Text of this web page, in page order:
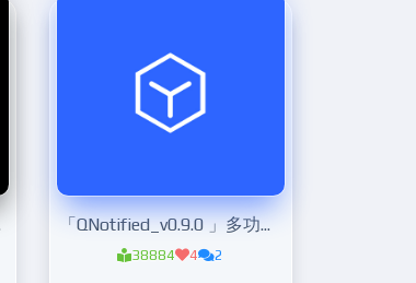
「QNotified_v0.9.0 」多功能QQ模块
38884 4 2